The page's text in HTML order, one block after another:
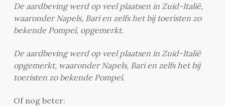
De aardbeving werd op veel plaatsen in Zuid-Italië,
waaronder Napels, Bari en zelfs het bij toeristen zo
bekende Pompeï, opgemerkt.
De aardbeving werd op veel plaatsen in Zuid-Italië
opgemerkt, waaronder Napels, Bari en zelfs het bij
toeristen zo bekende Pompeï.
Of nog beter: